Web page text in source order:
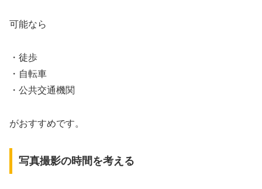
可能なら
・徒歩
・自転車
・公共交通機関
がおすすめです。
写真撮影の時間を考える